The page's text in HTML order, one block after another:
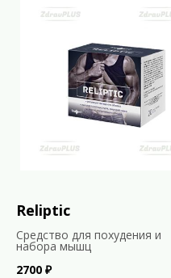
Reliptic
Средство для похудения и
набора мышц
2700 ₽